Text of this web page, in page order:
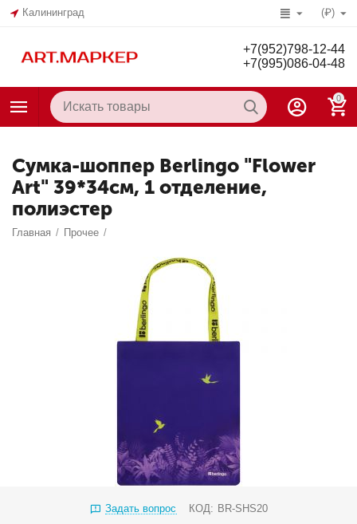
Калининград (₽)
+7(952)798-12-44
+7(995)086-04-48
0
Сумка-шоппер Berlingo "Flower
Art" 39*34см, 1 отделение,
полиэстер
Главная / Прочее /
Задать вопрос КОД: BR-SHS20